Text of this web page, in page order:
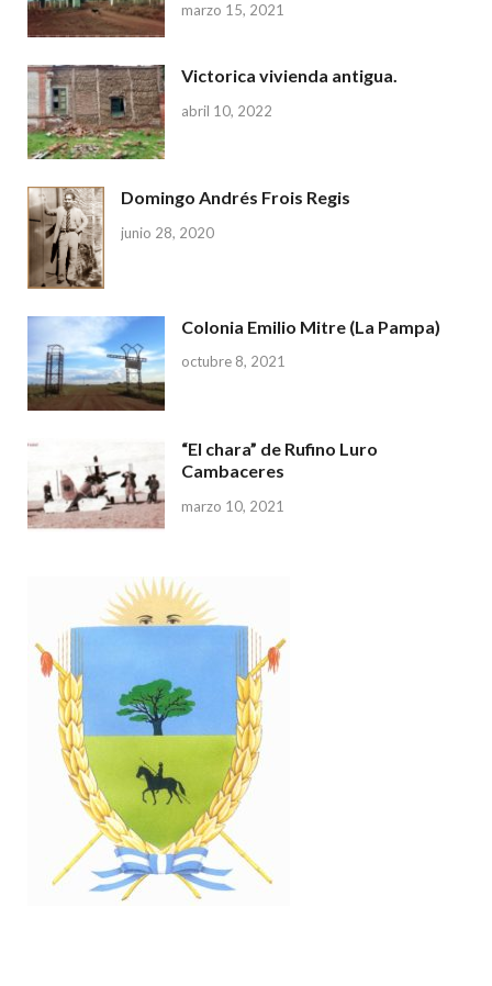
marzo 15, 2021
Victorica vivienda antigua.
abril 10, 2022
Domingo Andrés Frois Regis
junio 28, 2020
Colonia Emilio Mitre (La Pampa)
octubre 8, 2021
“El chara” de Rufino Luro
Cambaceres
marzo 10, 2021